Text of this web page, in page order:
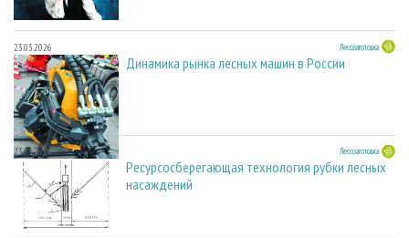
23.03.2026 Лесозаготовка
Динамика рынка лесных машин в России
23.03.2026 Лесозаготовка
Ресурсосберегающая технология рубки лесных
насаждений